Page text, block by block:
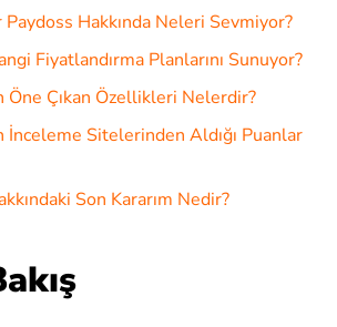
Paydoss Hakkında Neleri Sevmiyor?
Fiyatlandırma Planlarını Sunuyor?
Öne Çıkan Özellikleri Nelerdir?
İnceleme Sitelerinden Aldığı Puanlar
Son Kararım Nedir?